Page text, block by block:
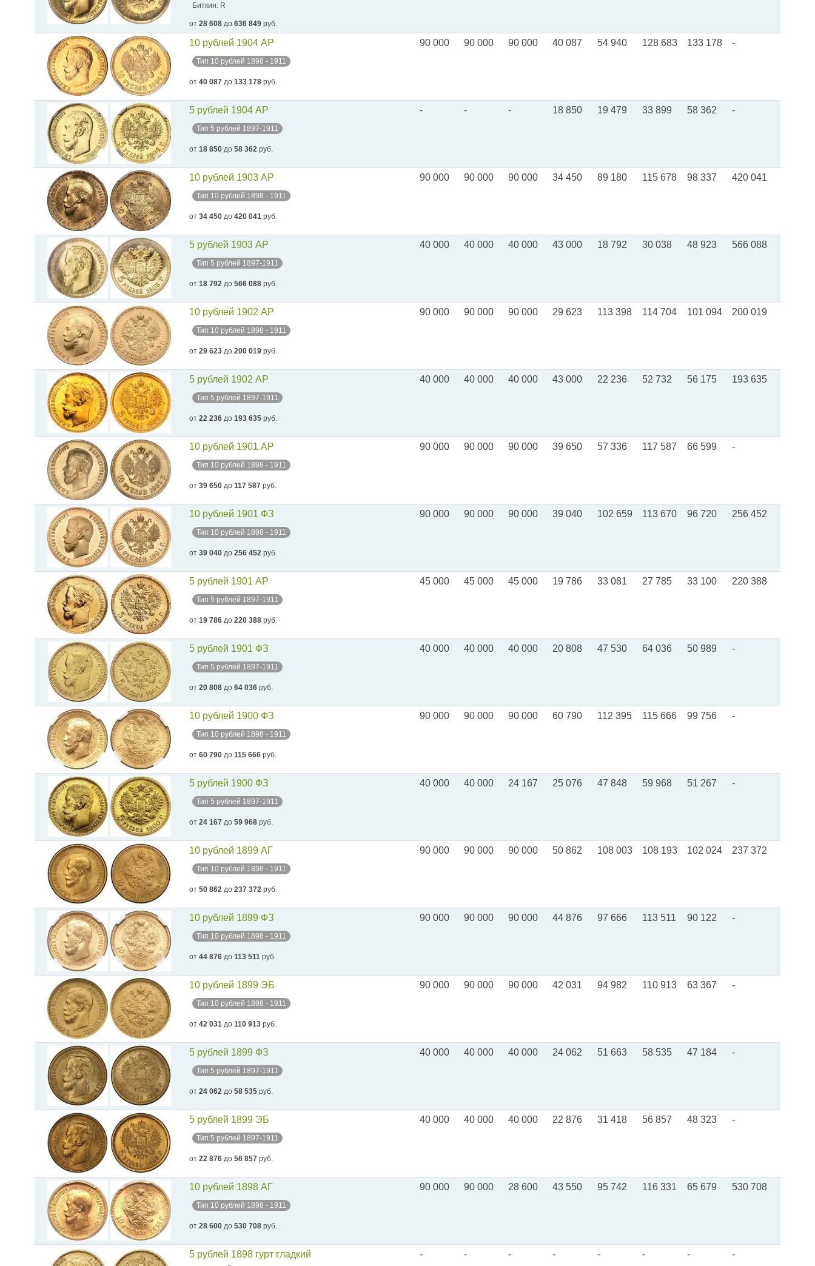
Биткин: R
от 28 608 до 636 849 руб.
10 рублей 1904 АР
Тип 10 рублей 1898 - 1911
от 40 087 до 133 178 руб.
90 000 90 000 90 000 40 087 54 940 128 683 133 178 -
5 рублей 1904 АР
Тип 5 рублей 1897-1911
от 18 850 до 58 362 руб.
- - - 18 850 19 479 33 899 58 362 -
10 рублей 1903 АР
Тип 10 рублей 1898 - 1911
от 34 450 до 420 041 руб.
90 000 90 000 90 000 34 450 89 180 115 678 98 337 420 041
5 рублей 1903 АР
Тип 5 рублей 1897-1911
от 18 792 до 566 088 руб.
40 000 40 000 40 000 43 000 18 792 30 038 48 923 566 088
10 рублей 1902 АР
Тип 10 рублей 1898 - 1911
от 29 623 до 200 019 руб.
90 000 90 000 90 000 29 623 113 398 114 704 101 094 200 019
5 рублей 1902 АР
Тип 5 рублей 1897-1911
от 22 236 до 193 635 руб.
40 000 40 000 40 000 43 000 22 236 52 732 56 175 193 635
10 рублей 1901 АР
Тип 10 рублей 1898 - 1911
от 39 650 до 117 587 руб.
90 000 90 000 90 000 39 650 57 336 117 587 66 599 -
10 рублей 1901 ФЗ
Тип 10 рублей 1898 - 1911
от 39 040 до 256 452 руб.
90 000 90 000 90 000 39 040 102 659 113 670 96 720 256 452
5 рублей 1901 АР
Тип 5 рублей 1897-1911
от 19 786 до 220 388 руб.
45 000 45 000 45 000 19 786 33 081 27 785 33 100 220 388
5 рублей 1901 ФЗ
Тип 5 рублей 1897-1911
от 20 808 до 64 036 руб.
40 000 40 000 40 000 20 808 47 530 64 036 50 989 -
10 рублей 1900 ФЗ
Тип 10 рублей 1898 - 1911
от 60 790 до 115 666 руб.
90 000 90 000 90 000 60 790 112 395 115 666 99 756 -
5 рублей 1900 ФЗ
Тип 5 рублей 1897-1911
от 24 167 до 59 968 руб.
40 000 40 000 24 167 25 076 47 848 59 968 51 267 -
10 рублей 1899 АГ
Тип 10 рублей 1898 - 1911
от 50 862 до 237 372 руб.
90 000 90 000 90 000 50 862 108 003 108 193 102 024 237 372
10 рублей 1899 ФЗ
Тип 10 рублей 1898 - 1911
от 44 876 до 113 511 руб.
90 000 90 000 90 000 44 876 97 666 113 511 90 122 -
10 рублей 1899 ЭБ
Тип 10 рублей 1898 - 1911
от 42 031 до 110 913 руб.
90 000 90 000 90 000 42 031 94 982 110 913 63 367 -
5 рублей 1899 ФЗ
Тип 5 рублей 1897-1911
от 24 062 до 58 535 руб.
40 000 40 000 40 000 24 062 51 663 58 535 47 184 -
5 рублей 1899 ЭБ
Тип 5 рублей 1897-1911
от 22 876 до 56 857 руб.
40 000 40 000 40 000 22 876 31 418 56 857 48 323 -
10 рублей 1898 АГ
Тип 10 рублей 1898 - 1911
от 28 600 до 530 708 руб.
90 000 90 000 28 600 43 550 95 742 116 331 65 679 530 708
5 рублей 1898 гурт гладкий - - - - - - - -